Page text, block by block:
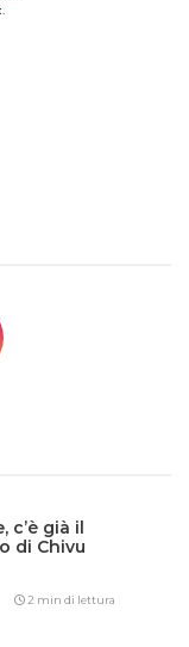
c’è già il
di Chivu
2 min di lettura